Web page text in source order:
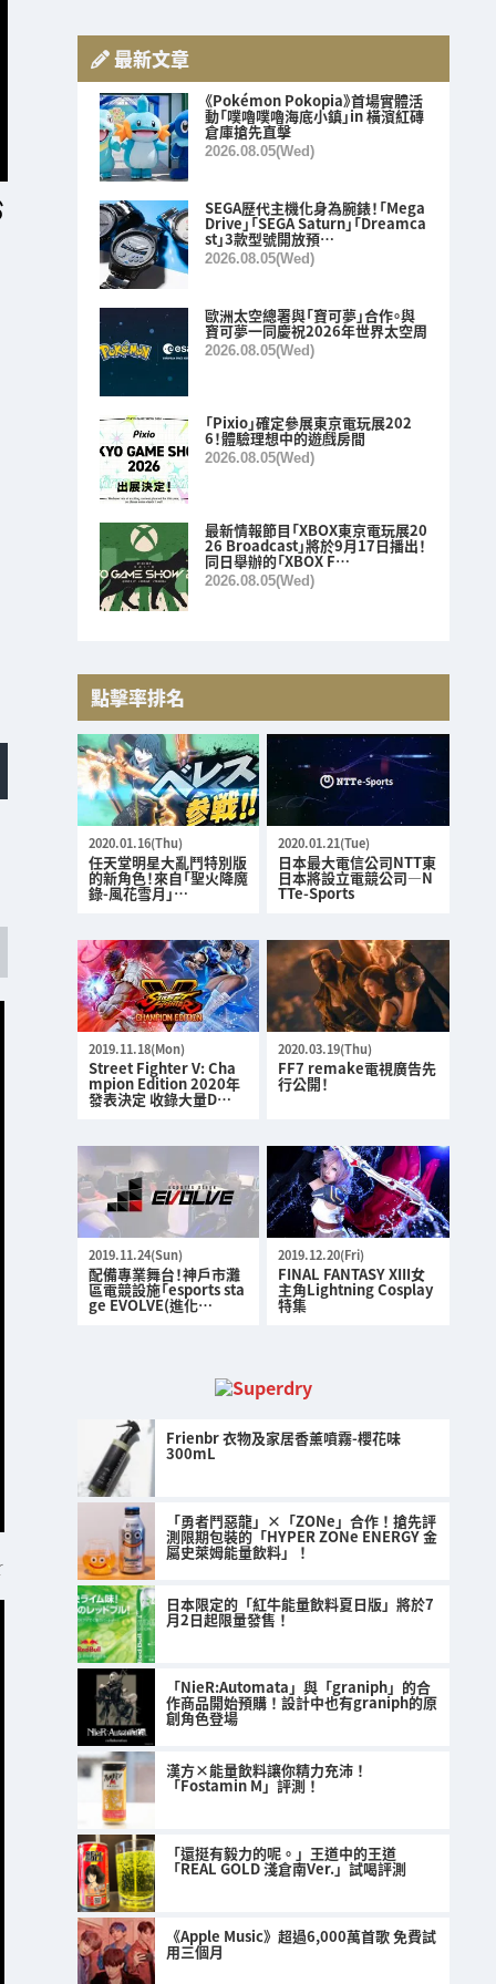
最新文章
《Pokémon Pokopia》首場實體活
動「噗嚕噗嚕海底小鎮」in 橫濱紅磚
倉庫搶先直擊
2026.08.05(Wed)
SEGA歷代主機化身為腕錶！「Mega
Drive」「SEGA Saturn」「Dreamca
st」3款型號開放預…
2026.08.05(Wed)
歐洲太空總署與「寶可夢」合作。與
寶可夢一同慶祝2026年世界太空周
2026.08.05(Wed)
「Pixio」確定參展東京電玩展202
6！體驗理想中的遊戲房間
2026.08.05(Wed)
最新情報節目「XBOX東京電玩展20
26 Broadcast」將於9月17日播出！
同日舉辦的「XBOX F…
2026.08.05(Wed)
點擊率排名
2020.01.16(Thu)
任天堂明星大亂鬥特別版
的新角色！來自「聖火降魔
錄-風花雪月」…
2020.01.21(Tue)
日本最大電信公司NTT東
日本將設立電競公司—N
TTe-Sports
2019.11.18(Mon)
Street Fighter V: Cha
mpion Edition 2020年
發表決定 收錄大量D…
2020.03.19(Thu)
FF7 remake電視廣告先
行公開！
2019.11.24(Sun)
配備專業舞台！神戶市灘
區電競設施「esports sta
ge EVOLVE(進化…
2019.12.20(Fri)
FINAL FANTASY XIII女
主角Lightning Cosplay
特集
Frienbr 衣物及家居香薰噴霧-櫻花味
300mL
「勇者鬥惡龍」×「ZONe」合作！搶先評
測限期包裝的「HYPER ZONe ENERGY 金
屬史萊姆能量飲料」！
日本限定的「紅牛能量飲料夏日版」將於7
月2日起限量發售！
「NieR:Automata」與「graniph」的合
作商品開始預購！設計中也有graniph的原
創角色登場
漢方×能量飲料讓你精力充沛！
「Fostamin M」評測！
「還挺有毅力的呢。」王道中的王道
「REAL GOLD 淺倉南Ver.」試喝評測
《Apple Music》超過6,000萬首歌 免費試
用三個月